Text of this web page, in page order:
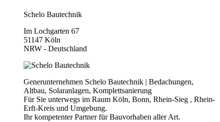
Schelo Bautechnik
Im Lochgarten 67
51147 Köln
NRW - Deutschland
Generunternehmen Schelo Bautechnik | Bedachungen,
Altbau, Solaranlagen, Komplettsanierung
Für Sie unterwegs im Raum Köln, Bonn, Rhein-Sieg , Rhein-
Erft-Kreis und Umgebung.
Ihr kompetenter Partner für Bauvorhaben aller Art.